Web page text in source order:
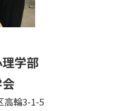
学部
高輪3-1-5